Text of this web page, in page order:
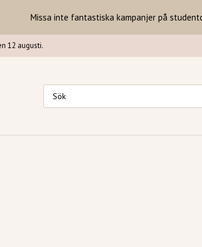
Missa inte fantastiska kampanjer på
12 augusti.